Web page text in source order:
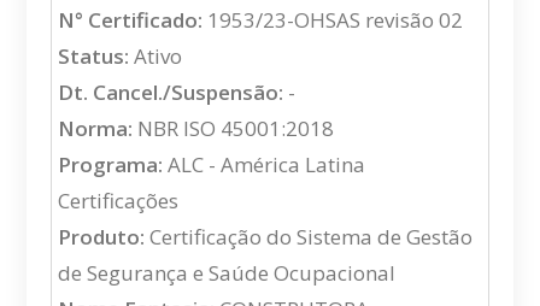
N° Certificado: 1953/23-OHSAS revisão 02
Status: Ativo
Dt. Cancel./Suspensão: -
Norma: NBR ISO 45001:2018
Programa: ALC - América Latina
Certificações
Produto: Certificação do Sistema de Gestão
de Segurança e Saúde Ocupacional